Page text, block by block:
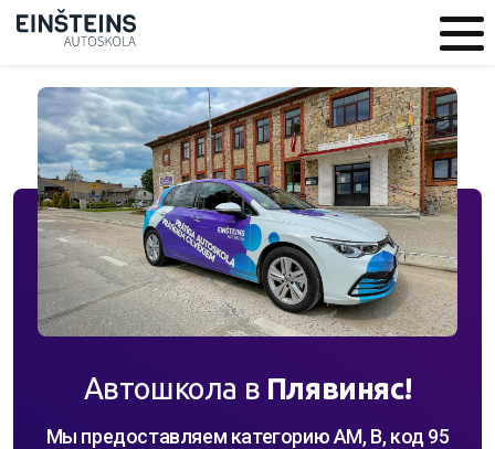
Aвтошкола в Плявиняс!
Мы предоставляем категорию AM, B, код 95